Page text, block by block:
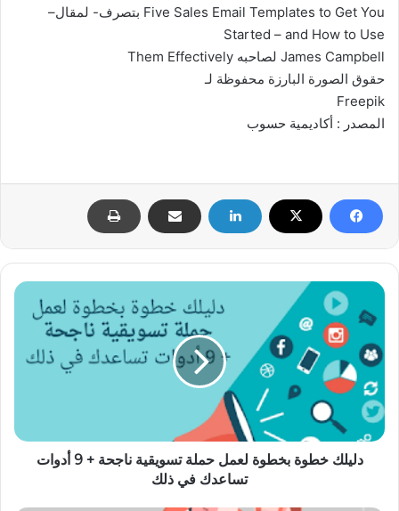
–بتصرف- لمقال Five Sales Email Templates to Get You
Started – and How to Use
Them Effectively لصاحبه James Campbell
حقوق الصورة البارزة محفوظة لـ
Freepik
المصدر : أكاديمية حسوب
د
ل
ك
خ
ط
و
ة
دليلك خطوة بخطوة لعمل حملة تسويقية ناجحة + 9 أدوات
تساعدك في ذلك